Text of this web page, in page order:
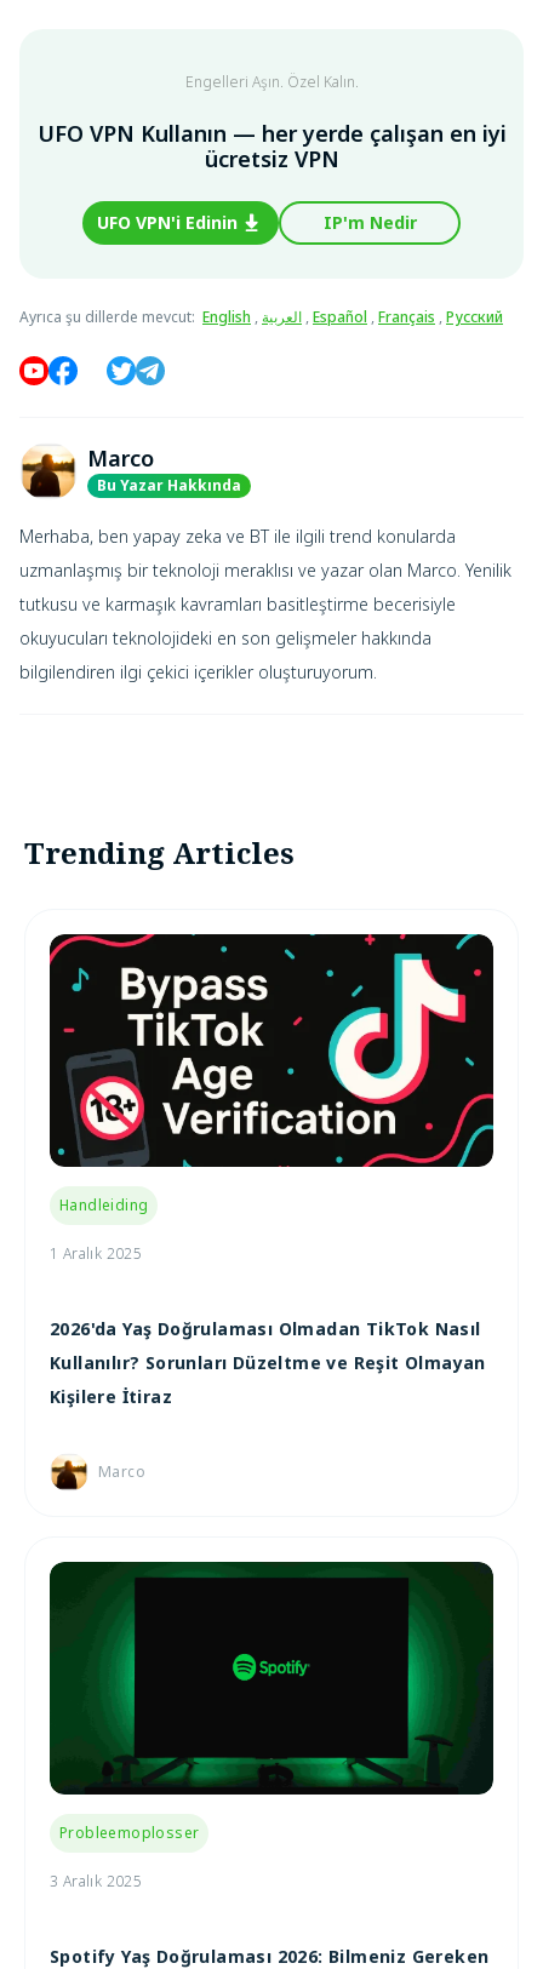
Engelleri Aşın. Özel Kalın.
UFO VPN Kullanın — her yerde çalışan en iyi
ücretsiz VPN
UFO VPN'i Edinin IP'm Nedir
Ayrıca şu dillerde mevcut: English , العربية ,Español ,Français ,Русский
Marco
Bu Yazar Hakkında
Merhaba, ben yapay zeka ve BT ile ilgili trend konularda
uzmanlaşmış bir teknoloji meraklısı ve yazar olan Marco. Yenilik
tutkusu ve karmaşık kavramları basitleştirme becerisiyle
okuyucuları teknolojideki en son gelişmeler hakkında
bilgilendiren ilgi çekici içerikler oluşturuyorum.
Trending Articles
Handleiding
1 Aralık 2025
2026'da Yaş Doğrulaması Olmadan TikTok Nasıl
Kullanılır? Sorunları Düzeltme ve Reşit Olmayan
Kişilere İtiraz
Marco
Probleemoplosser
3 Aralık 2025
Spotify Yaş Doğrulaması 2026: Bilmeniz Gereken